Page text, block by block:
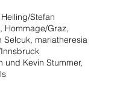
Stefan
Hommage/Graz,
Selcuk, mariatheresia
und Kevin Stummer,